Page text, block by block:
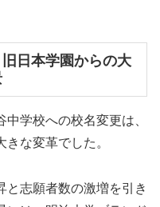
日本学園からの大
学校への校名変更は、
な変革でした。
と志願者数の激増を引き